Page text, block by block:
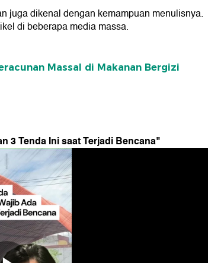
juga dikenal dengan kemampuan menulisnya.
di beberapa media massa.
Massal di Makanan Bergizi
3 Tenda Ini saat Terjadi Bencana"